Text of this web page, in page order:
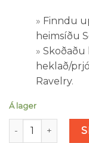
» Finndu
heimsíðu
» Skoðaðu
heklað/
Ravelry.
Á lager
Scheepjes